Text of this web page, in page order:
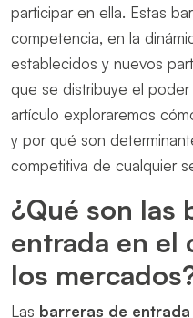
participar en ella. Estas
competencia, en la
establecidos y nuevos
que se distribuye el
artículo exploraremos
y por qué son
competitiva de cualquier
¿Qué son las
entrada en el
los
Las barreras de entrada